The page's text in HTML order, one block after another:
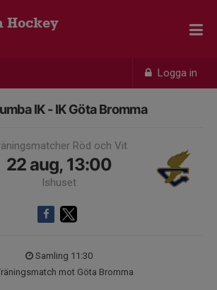
Logga in
Hockey
IK - IK Göta Bromma
Röd och Vit
22 aug, 13:00
Ishuset
Samling 11:30
mot Göta Bromma